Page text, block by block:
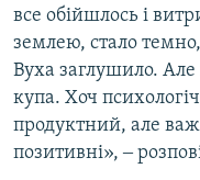
все обійшлось і
землею, стало
Вуха заглушило.
купа. Хоч
продуктний, але
позитивні», ‒